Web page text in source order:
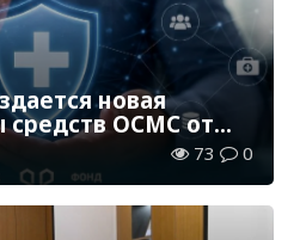
новая
средств ОСМС от
выплат
73 0